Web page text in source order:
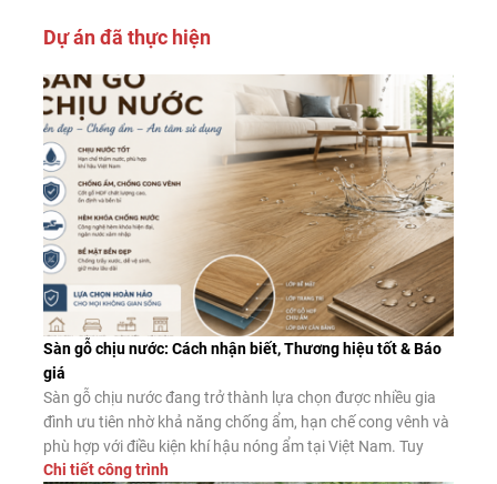
Dự án đã thực hiện
Sàn gỗ chịu nước: Cách nhận biết, Thương hiệu tốt & Báo
giá
Sàn gỗ chịu nước đang trở thành lựa chọn được nhiều gia
đình ưu tiên nhờ khả năng chống ẩm, hạn chế cong vênh và
phù hợp với điều kiện khí hậu nóng ẩm tại Việt Nam. Tuy
nhiên, không phải sản phẩm nào được quảng cáo là “chịu
Chi tiết công trình